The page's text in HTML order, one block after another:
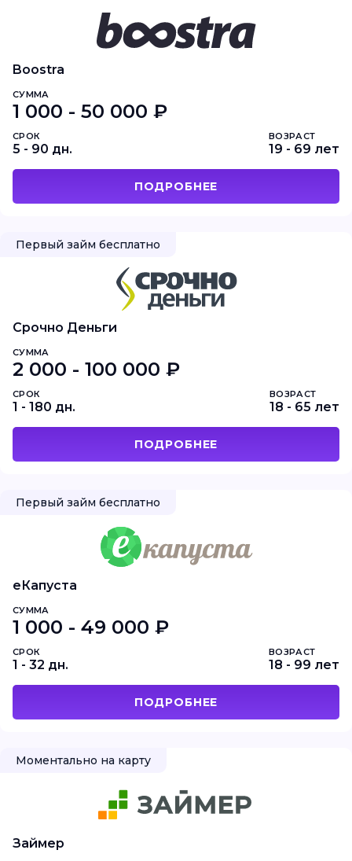
Boostra
СУММА
1 000 - 50 000 ₽
СРОК
5 - 90 дн.
ВОЗРАСТ
19 - 69 лет
ПОДРОБНЕЕ
Первый займ бесплатно
Срочно Деньги
СУММА
2 000 - 100 000 ₽
СРОК
1 - 180 дн.
ВОЗРАСТ
18 - 65 лет
ПОДРОБНЕЕ
Первый займ бесплатно
еКапуста
СУММА
1 000 - 49 000 ₽
СРОК
1 - 32 дн.
ВОЗРАСТ
18 - 99 лет
ПОДРОБНЕЕ
Моментально на карту
Займер